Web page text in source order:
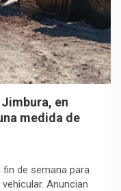
en
medida de
de semana para
Anuncian